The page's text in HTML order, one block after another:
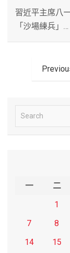
習近平主席八
「沙場練兵」…
e
一 二
1
7
8
14
15